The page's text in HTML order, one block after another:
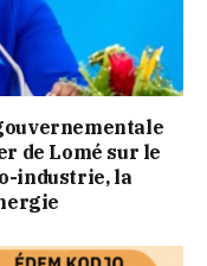
de Lomé sur le
industrie, la